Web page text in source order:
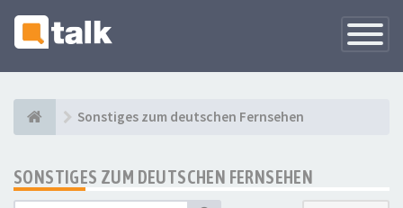
Sonstiges zum deutschen Fernsehen
SONSTIGES ZUM DEUTSCHEN FERNSEHEN